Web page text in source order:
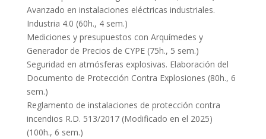
Avanzado en instalaciones eléctricas industriales.
Industria 4.0 (60h., 4 sem.)
Mediciones y presupuestos con Arquímedes y
Generador de Precios de CYPE (75h., 5 sem.)
Seguridad en atmósferas explosivas. Elaboración del
Documento de Protección Contra Explosiones (80h., 6
sem.)
Reglamento de instalaciones de protección contra
incendios R.D. 513/2017 (Modificado en el 2025)
(100h., 6 sem.)